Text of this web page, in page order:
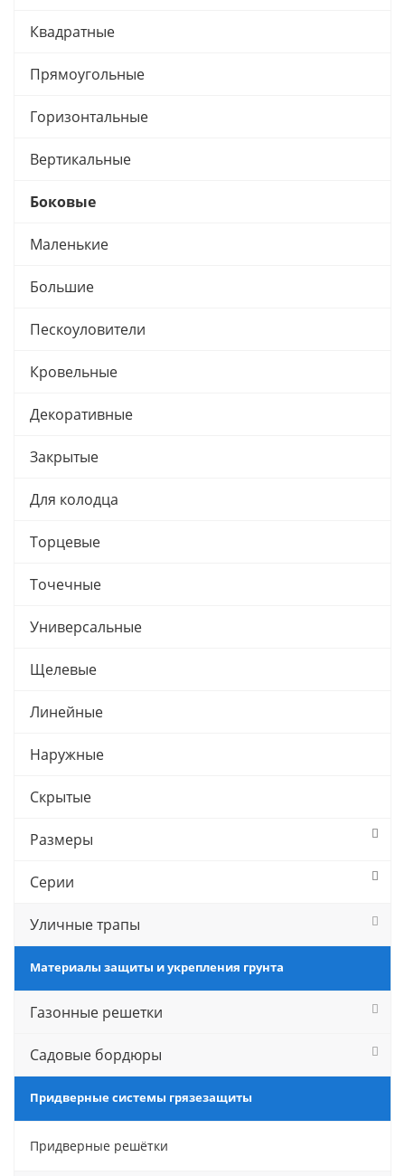
Квадратные
Прямоугольные
Горизонтальные
Вертикальные
Боковые
Маленькие
Большие
Пескоуловители
Кровельные
Декоративные
Закрытые
Для колодца
Торцевые
Точечные
Универсальные
Щелевые
Линейные
Наружные
Скрытые
Размеры
Серии
Уличные трапы
Материалы защиты и укрепления грунта
Газонные решетки
Садовые бордюры
Придверные системы грязезащиты
Придверные решётки